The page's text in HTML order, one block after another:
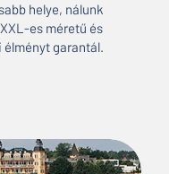
helye, nálunk
es méretű és
élményt garantál.